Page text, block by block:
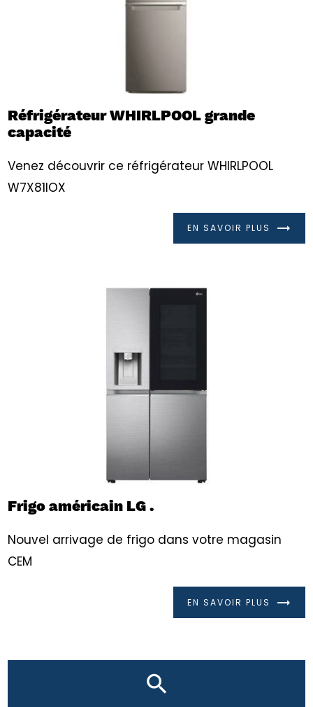
Réfrigérateur WHIRLPOOL grande
capacité
Venez découvrir ce réfrigérateur WHIRLPOOL
W7X81IOX
EN SAVOIR PLUS
Frigo américain LG .
Nouvel arrivage de frigo dans votre magasin
CEM
EN SAVOIR PLUS